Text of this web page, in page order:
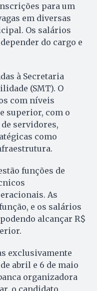
para um
em diversas
Os salários
do cargo e
à Secretaria
(SMT). O
com níveis
superior, com o
servidores,
como
funções de
As
e os salários
alcançar R$
exclusivamente
abril e 6 de maio
organizadora